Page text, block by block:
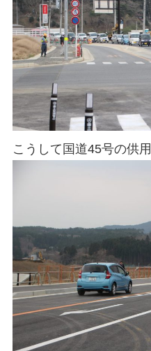
こうして国道45号の供